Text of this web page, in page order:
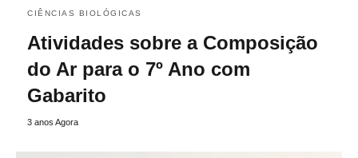
CIÊNCIAS BIOLÓGICAS
Atividades sobre a Composição
do Ar para o 7º Ano com
Gabarito
3 anos Agora